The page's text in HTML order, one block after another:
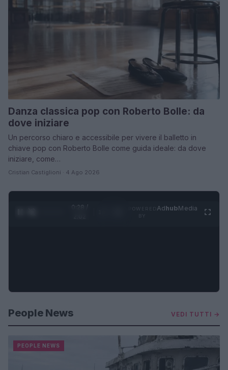
Danza classica pop con Roberto Bolle: da
dove iniziare
Un percorso chiaro e accessibile per vivere il balletto in
chiave pop con Roberto Bolle come guida ideale: da dove
iniziare, come…
Cristian Castiglioni · 4 Ago 2026
0:30 /
AdhubMedia
People News VEDI TUTTI →
PEOPLE NEWS